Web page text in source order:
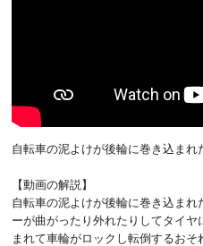
自転車の泥よけが後輪に巻き込まれ
【動画の解説】
自転車の泥よけが後輪に巻き込ま
ーが曲がったり外れたりしてタイ
まれて車輪がロックし転倒するお